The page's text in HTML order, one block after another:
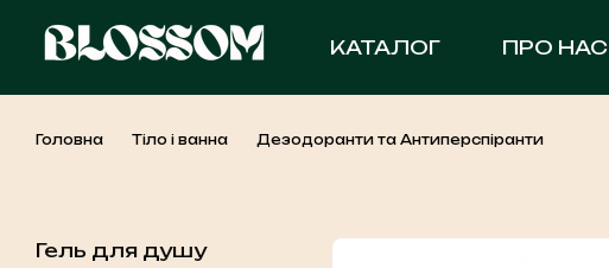
КАТАЛОГ ПРО НАС
Головна Тіло і ванна Дезодоранти та Антиперспіранти
Гель для душу